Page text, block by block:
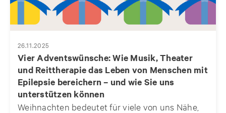
26.11.2025
Vier Adventswünsche: Wie Musik, Theater
und Reittherapie das Leben von Menschen mit
Epilepsie bereichern – und wie Sie uns
unterstützen können
Weihnachten bedeutet für viele von uns Nähe,